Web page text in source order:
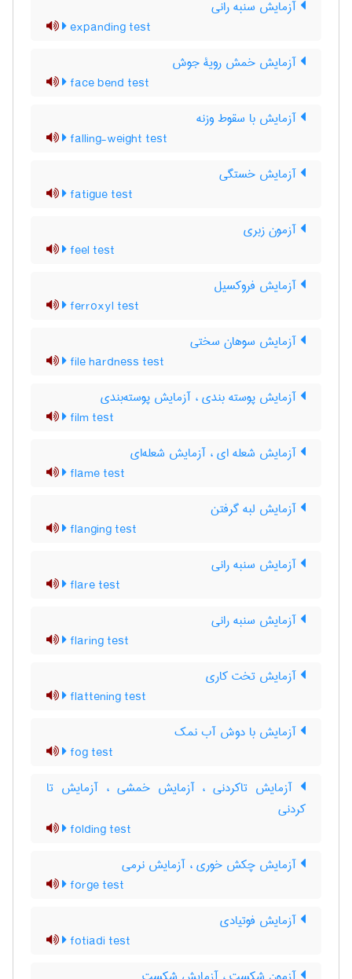
آزمایش سنبه رانی
expanding test
آزمایش خمش رویۀ جوش
face bend test
آزمایش با سقوط وزنه
falling-weight test
آزمایش خستگی
fatigue test
آزمون زبری
feel test
آزمایش فروکسیل
ferroxyl test
آزمایش سوهان سختی
file hardness test
آزمایش پوسته بندی ، آزمایش پوسته‌بندی
film test
آزمایش شعله ای ، آزمایش شعله‌ای
flame test
آزمایش لبه گرفتن
flanging test
آزمایش سنبه رانی
flare test
آزمایش سنبه رانی
flaring test
آزمایش تخت کاری
flattening test
آزمایش با دوش آب نمک
fog test
آزمایش تاکردنی ، آزمایش خمشی ، آزمایش تا
کردنی
folding test
آزمایش چکش خوری ، آزمایش نرمی
forge test
آزمایش فوتیادی
fotiadi test